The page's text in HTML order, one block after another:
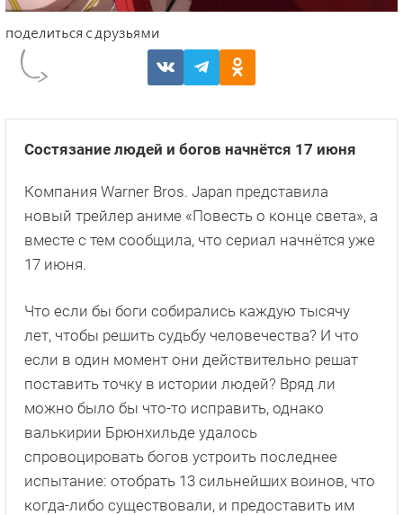
Состязание людей и богов начнётся 17 июня
Компания Warner Bros. Japan представила
новый трейлер аниме «Повесть о конце света», а
вместе с тем сообщила, что сериал начнётся уже
17 июня.
Что если бы боги собирались каждую тысячу
лет, чтобы решить судьбу человечества? И что
если в один момент они действительно решат
поставить точку в истории людей? Вряд ли
можно было бы что-то исправить, однако
валькирии Брюнхильде удалось
спровоцировать богов устроить последнее
испытание: отобрать 13 сильнейших воинов, что
когда-либо существовали, и предоставить им